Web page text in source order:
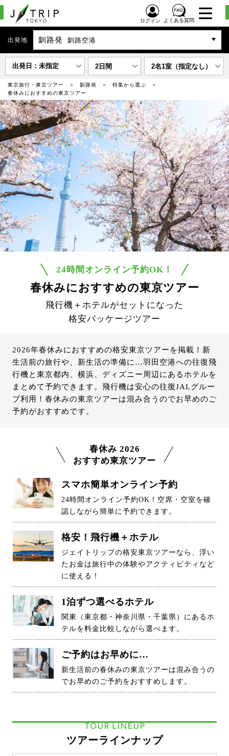
ログイン よくある質問
出発地 釧路発 釧路空港
出発日：未指定 2日間 2名1室（指定なし）
東京旅行・東京ツアー 釧路発
特集から選ぶ
春休みにおすすめの東京ツアー
24時間オンライン予約OK！
春休みにおすすめの東京ツアー
飛行機＋ホテルがセットになった
格安パッケージツアー
2026年春休みにおすすめの格安東京ツアーを掲載！新
生活前の旅行や、新生活の準備に…羽田空港への往復飛
行機と東京都内、横浜、ディズニー周辺にあるホテルを
まとめて予約できます。飛行機は安心の往復JALグルー
プ利用！春休みの東京ツアーは混み合うのでお早めのご
予約がおすすめです。
春休み 2026
おすすめ東京ツアー
スマホ簡単オンライン予約
24時間オンライン予約OK！空席・空室を確
認しながら簡単に予約できます。
格安！飛行機＋ホテル
ジェイトリップの格安東京ツアーなら、浮い
たお金は旅行中の体験やアクティビティなど
に使える！
1泊ずつ選べるホテル
関東（東京都・神奈川県・千葉県）にあるホ
テルを料金比較しながら選べます。
ご予約はお早めに…
新生活前の春休みの東京ツアーは混み合うの
でお早めのご予約をおすすめします。
TOUR LINEUP
ツアーラインナップ